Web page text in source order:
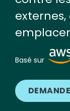
Basé sur